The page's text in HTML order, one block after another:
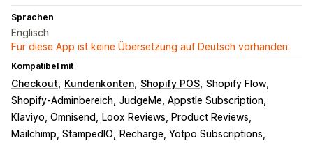
Sprachen
Englisch
Für diese App ist keine Übersetzung auf Deutsch vorhanden.
Kompatibel mit
Checkout Kundenkonten Shopify POS Shopify Flow
Shopify-Adminbereich JudgeMe, Appstle Subscription
Klaviyo, Omnisend
Loox Reviews, Product Reviews
Mailchimp, StampedIO
Recharge, Yotpo Subscriptions